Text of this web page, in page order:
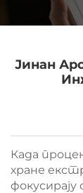
Јинан
Када
хране